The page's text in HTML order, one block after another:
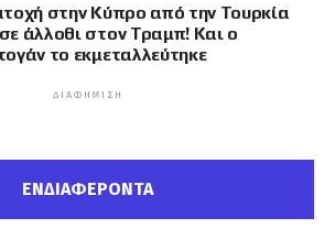
στην Κύπρο από την Τουρκία
άλλοθι στον Τραμπ! Και ο
το εκμεταλλεύτηκε
ΔΙΑΦΉΜΙΣΗ
ΕΝΔΙΑΦΕΡΟΝΤΑ